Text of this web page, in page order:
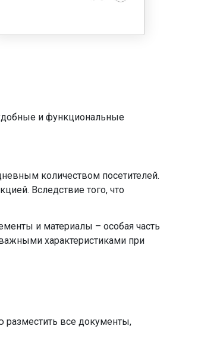
и функциональные
количеством посетителей.
Вследствие того, что
и материалы – особая часть
характеристиками при
разместить все документы,